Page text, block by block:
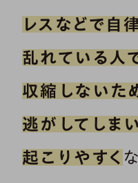
レスなどで自
乱れている人
収縮しないた
逃がしてしま
起こりやすく